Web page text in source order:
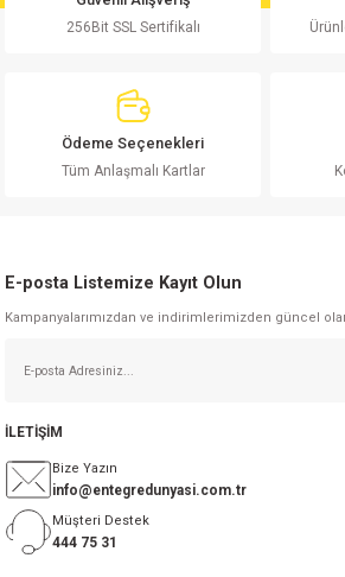
Ürün resmi kalitesiz, bozuk veya
Ürün bilgilerinde hatalar bulunuyor.
Bu ürüne benzer farklı alternatifler olmalı.
Gönder
256Bit SSL Sertifikalı
Ödeme Seçenekleri
Tüm Anlaşmalı Kartlar
E-posta Listemize Kayıt Olun
Kampanyalarımızdan ve indirimlerimizden güncel
İLETİŞİM
Bize Yazın
info@entegredunyasi.com.tr
Müşteri Destek
444 75 31